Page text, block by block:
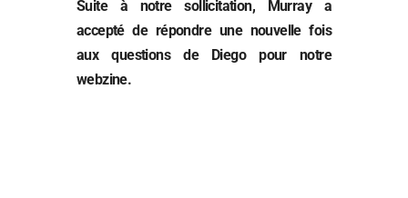
Suite à notre sollicitation, Murray a
accepté de répondre une nouvelle fois
aux questions de Diego pour notre
webzine.